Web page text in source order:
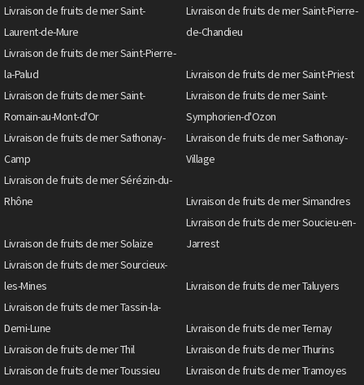
Livraison de fruits de mer Saint-
Laurent-de-Mure
Livraison de fruits de mer Saint-Pierre-
de-Chandieu
Livraison de fruits de mer Saint-Pierre-
la-Palud
Livraison de fruits de mer Saint-Priest
Livraison de fruits de mer Saint-
Romain-au-Mont-d'Or
Livraison de fruits de mer Saint-
Symphorien-d'Ozon
Livraison de fruits de mer Sathonay-
Camp
Livraison de fruits de mer Sathonay-
Village
Livraison de fruits de mer Sérézin-du-
Rhône
Livraison de fruits de mer Simandres
Livraison de fruits de mer Solaize
Livraison de fruits de mer Soucieu-en-
Jarrest
Livraison de fruits de mer Sourcieux-
les-Mines
Livraison de fruits de mer Taluyers
Livraison de fruits de mer Tassin-la-
Demi-Lune
Livraison de fruits de mer Ternay
Livraison de fruits de mer Thil
Livraison de fruits de mer Thurins
Livraison de fruits de mer Toussieu
Livraison de fruits de mer Tramoyes